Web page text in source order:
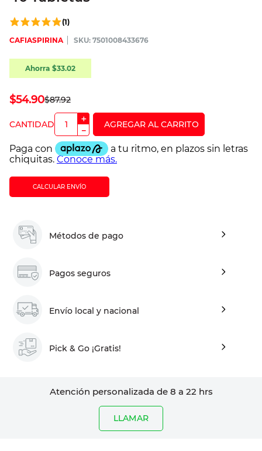
(1)
CAFIASPIRINA :7501008433676
Ahorra $33.02
$87.92
$54.90
＋
－
CALCULAR ENVÍO
Métodos de pago
Pagos seguros
Envío local y nacional
Pick & Go ¡Gratis!
Atención personalizada de 8 a 22 hrs
LLAMAR